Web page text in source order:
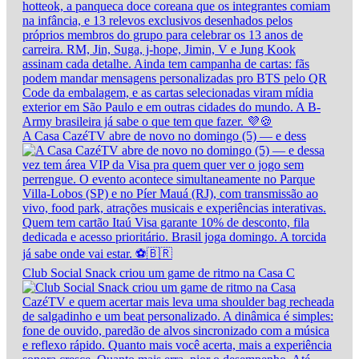
A Casa CazéTV abre de novo no domingo (5) — e dess
Club Social Snack criou um game de ritmo na Casa C